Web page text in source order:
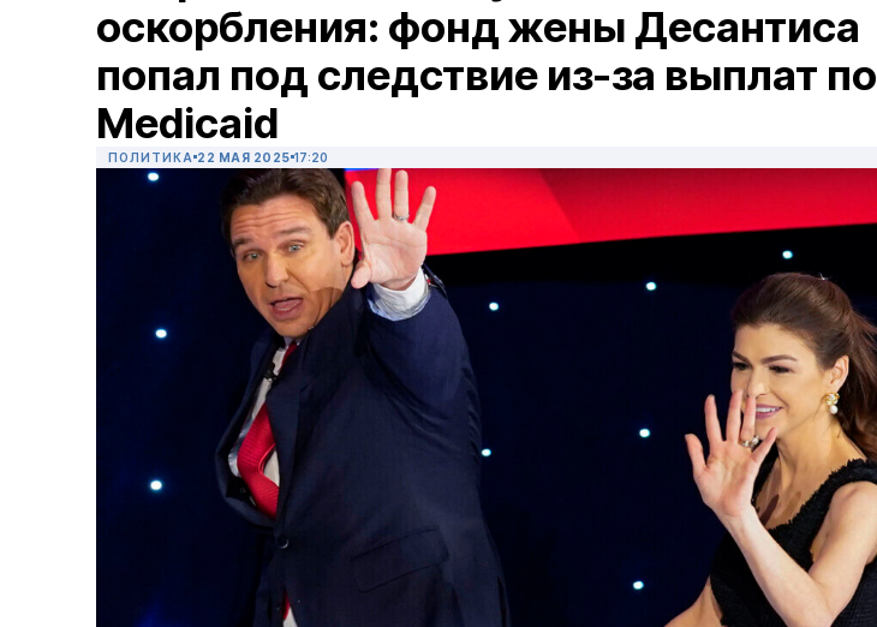
оскорбления: фонд жены Десантиса
попал под следствие из-за выплат по
Medicaid
ПОЛИТИКА 22 МАЯ 2025 17:20